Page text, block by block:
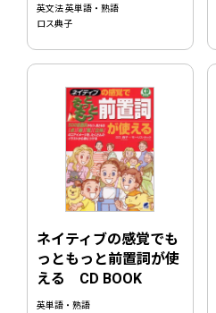
英文法 英単語・熟語
ロス典子
ネイティブの感覚でも
っともっと前置詞が使
える CD BOOK
英単語・熟語